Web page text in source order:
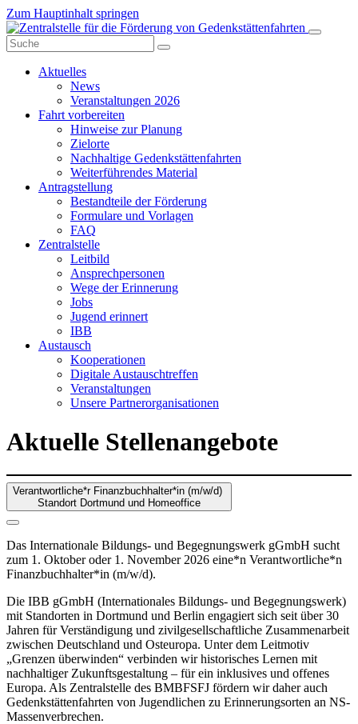
Zum Hauptinhalt springen
Aktuelles
News
Veranstaltungen 2026
Fahrt vorbereiten
Hinweise zur Planung
Zielorte
Nachhaltige Gedenkstättenfahrten
Weiterführendes Material
Antragstellung
Bestandteile der Förderung
Formulare und Vorlagen
FAQ
Zentralstelle
Leitbild
Ansprechpersonen
Wege der Erinnerung
Jobs
Jugend erinnert
IBB
Austausch
Kooperationen
Digitale Austauschtreffen
Veranstaltungen
Unsere Partnerorganisationen
Aktuelle Stellenangebote
Verantwortliche*r Finanzbuchhalter*in (m/w/d)
Standort Dortmund und Homeoffice
Das Internationale Bildungs- und Begegnungswerk gGmbH sucht
zum 1. Oktober oder 1. November 2026 eine*n Verantwortliche*n
Finanzbuchhalter*in (m/w/d).
Die IBB gGmbH (Internationales Bildungs- und Begegnungswerk)
mit Standorten in Dortmund und Berlin engagiert sich seit über 30
Jahren für Verständigung und zivilgesellschaftliche Zusammenarbeit
zwischen Deutschland und Osteuropa. Unter dem Leitmotiv
„Grenzen überwinden“ verbinden wir historisches Lernen mit
nachhaltiger Zukunftsgestaltung – für ein inklusives und offenes
Europa. Als Zentralstelle des BMBFSFJ fördern wir daher auch
Gedenkstättenfahrten von Jugendlichen zu Erinnerungsorten an NS-
Massenverbrechen.